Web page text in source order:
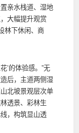
亲水栈道、湿地
大幅提升观赏
林下休闲、商
’的体验感。”无
后，主道两侧湿
北坡景观层次单
透景、彩林生
，构筑显山透